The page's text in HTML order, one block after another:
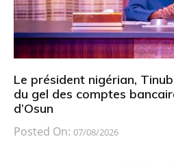
Le président nigérian,
du gel des comptes
d’Osun
Posted On: 07/08/2026